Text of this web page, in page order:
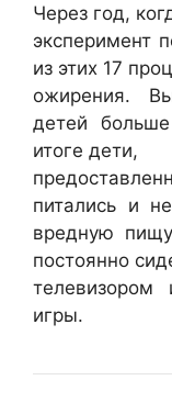
Через год,
эксперимент
из этих 17
ожирения.
детей
итоге дети,
питались и
вредную
постоянно
игры.